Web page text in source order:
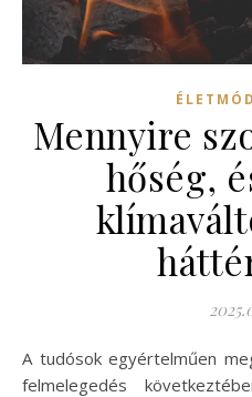
ÉLETMÓD
Mennyire
hőség,
A tudósok egyértelműen megállapították, hogy a globális
felmelegedés